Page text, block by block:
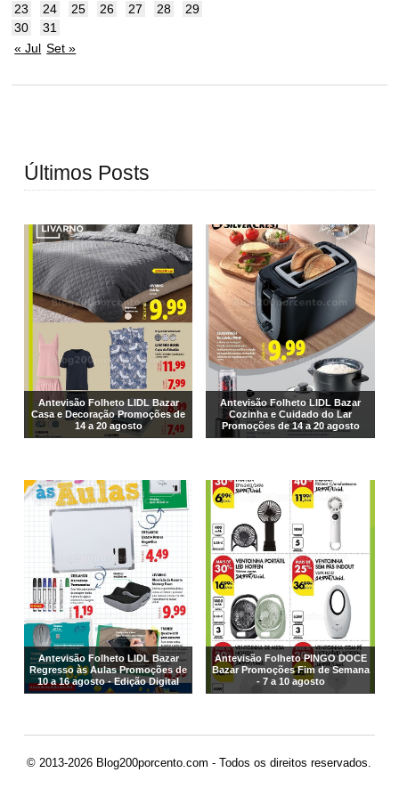
23
24 25 26 27 28
29
30
31
« Jul Set »
Últimos Posts
Antevisão Folheto LIDL Bazar
Casa e Decoração Promoções de
14 a 20 agosto
Antevisão Folheto LIDL Bazar
Cozinha e Cuidado do Lar
Promoções de 14 a 20 agosto
Antevisão Folheto LIDL Bazar
Regresso às Aulas Promoções de
10 a 16 agosto - Edição Digital
Antevisão Folheto PINGO DOCE
Bazar Promoções Fim de Semana
- 7 a 10 agosto
© 2013-2026 Blog200porcento.com - Todos os direitos reservados.